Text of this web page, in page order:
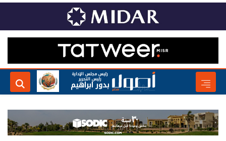
رئيس مجلس الإدارة
رئيس التحرير
بدور ابراهيم